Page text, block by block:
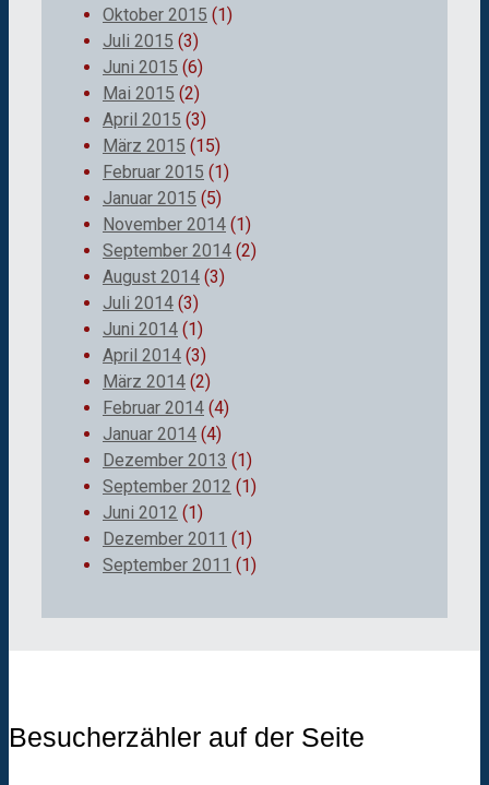
Oktober 2015 (1)
Juli 2015 (3)
Juni 2015 (6)
Mai 2015 (2)
April 2015 (3)
März 2015 (15)
Februar 2015 (1)
Januar 2015 (5)
November 2014 (1)
September 2014 (2)
August 2014 (3)
Juli 2014 (3)
Juni 2014 (1)
April 2014 (3)
März 2014 (2)
Februar 2014 (4)
Januar 2014 (4)
Dezember 2013 (1)
September 2012 (1)
Juni 2012 (1)
Dezember 2011 (1)
September 2011 (1)
Besucherzähler auf der Seite